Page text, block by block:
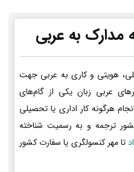
به عربی
هویتی و کاری به عربی جهت
عربی زبان یکی از گام‌های
هرگونه کار اداری یا تحصیلی
ترجمه و به رسمیت شناخته
تا مهر کنسولگری یا سفارت کشور